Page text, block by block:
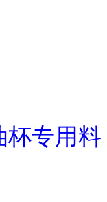
杯专用料